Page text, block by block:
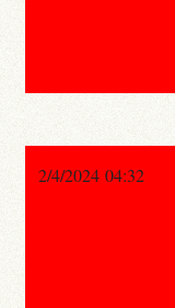
2/4/2024 04:32